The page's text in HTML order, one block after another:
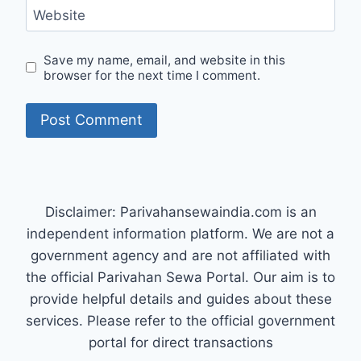
Website
Save my name, email, and website in this
browser for the next time I comment.
Disclaimer: Parivahansewaindia.com is an
independent information platform. We are not a
government agency and are not affiliated with
the official Parivahan Sewa Portal. Our aim is to
provide helpful details and guides about these
services. Please refer to the official government
portal for direct transactions